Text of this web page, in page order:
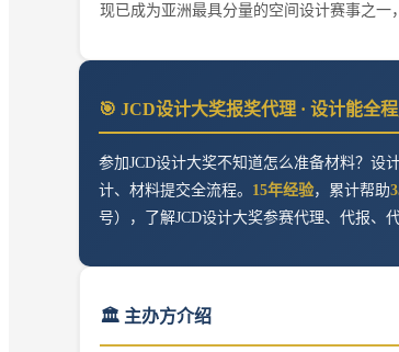
现已成为亚洲最具分量的空间设计赛事之一
🎯 JCD设计大奖报奖代理 · 设计能全
参加JCD设计大奖不知道怎么准备材料？设
计、材料提交全流程。 15年经验，累计帮助
号），了解JCD设计大奖参赛代理、代报、
🏛️ 主办方介绍